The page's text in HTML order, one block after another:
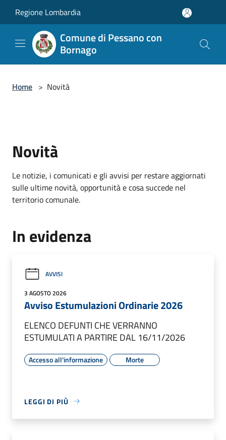
Regione Lombardia
Comune di Pessano con
Bornago
Home > Novità
Novità
Le notizie, i comunicati e gli avvisi per restare aggiornati
sulle ultime novità, opportunità e cosa succede nel
territorio comunale.
In evidenza
AVVISI
3 AGOSTO 2026
Avviso Estumulazioni Ordinarie 2026
ELENCO DEFUNTI CHE VERRANNO
ESTUMULATI A PARTIRE DAL 16/11/2026
Accesso all'informazione Morte
LEGGI DI PIÙ